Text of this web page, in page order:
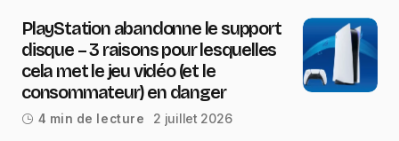
PlayStation abandonne le support
disque – 3 raisons pour lesquelles
cela met le jeu vidéo (et le
consommateur) en danger
4 min de lecture 2 juillet 2026